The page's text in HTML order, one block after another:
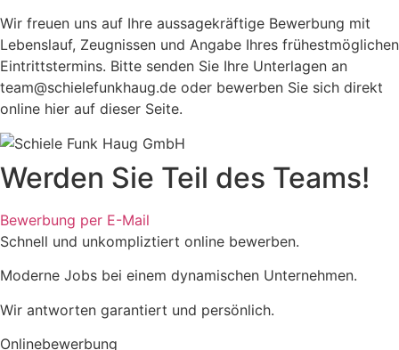
Wir freuen uns auf Ihre aussagekräftige Bewerbung mit
Lebenslauf, Zeugnissen und Angabe Ihres frühestmöglichen
Eintrittstermins. Bitte senden Sie Ihre Unterlagen an
team@schielefunkhaug.de oder bewerben Sie sich direkt
online hier auf dieser Seite.
Werden Sie Teil des Teams!
Bewerbung per E-Mail
Schnell und unkompliztiert online bewerben.
Moderne Jobs bei einem dynamischen Unternehmen.
Wir antworten garantiert und persönlich.
Onlinebewerbung